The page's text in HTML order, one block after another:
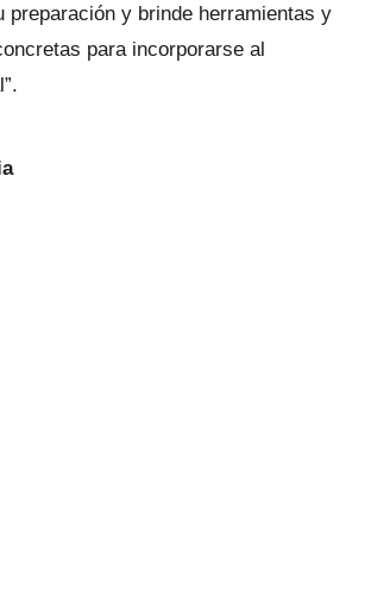
preparación y brinde herramientas y
para incorporarse al